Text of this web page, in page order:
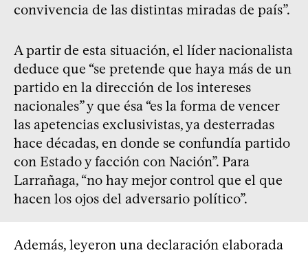
convivencia de las distintas miradas de país”.
A partir de esta situación, el líder nacionalista
deduce que “se pretende que haya más de un
partido en la dirección de los intereses
nacionales” y que ésa “es la forma de vencer
las apetencias exclusivistas, ya desterradas
hace décadas, en donde se confundía partido
con Estado y facción con Nación”. Para
Larrañaga, “no hay mejor control que el que
hacen los ojos del adversario político”.
Además, leyeron una declaración elaborada